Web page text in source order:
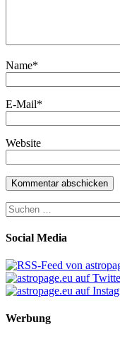
Name*
E-Mail*
Website
Suchen
nach:
Social Media
Werbung